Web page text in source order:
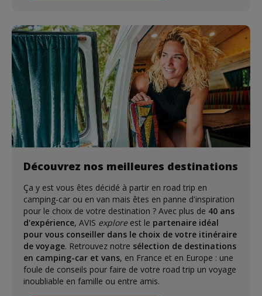
Découvrez nos meilleures destinations
Ça y est vous êtes décidé à partir en road trip en
camping-car ou en van mais êtes en panne d'inspiration
pour le choix de votre destination ? Avec plus de 40 ans
d'expérience, AVIS exploreest le partenaire idéal
pour vous conseiller dans le choix de votre itinéraire
de voyage. Retrouvez notre sélection de destinations
en camping-car et vans, en France et en Europe : une
foule de conseils pour faire de votre road trip un voyage
inoubliable en famille ou entre amis.